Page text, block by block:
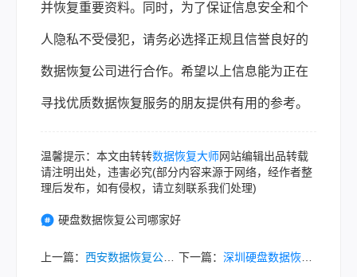
并恢复重要资料。同时，为了保证信息安全和个
人隐私不受侵犯，请务必选择正规且信誉良好的
数据恢复公司进行合作。希望以上信息能为正在
寻找优质数据恢复服务的朋友提供有用的参考。
温馨提示：本文由转转数据恢复大师网站编辑出品转载
请注明出处，违害必究(部分内容来源于网络，经作者整
理后发布，如有侵权，请立刻联系我们处理)
硬盘数据恢复公司哪家好
上一篇： 西安数据恢复公司有哪些？分享五家线下恢复机构！ 下一篇： 深圳硬盘数据恢复公司哪家好？这五家线下恢复机构可以尝试下！